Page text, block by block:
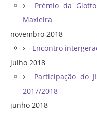
Prémio da
Maxieira
novembro 2018
Encontro
julho 2018
Participação do
2017/2018
junho 2018